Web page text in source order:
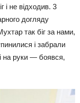
і не відходив. 3
догляду
так біг за нами,
і забрали
на руки — боявся,